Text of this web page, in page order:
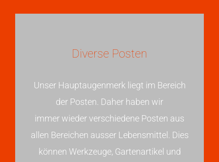
Diverse Posten
Unser Hauptaugenmerk liegt im Bereich
der Posten. Daher haben wir
immer wieder verschiedene Posten aus
allen Bereichen ausser Lebensmittel. Dies
können Werkzeuge, Gartenartikel und